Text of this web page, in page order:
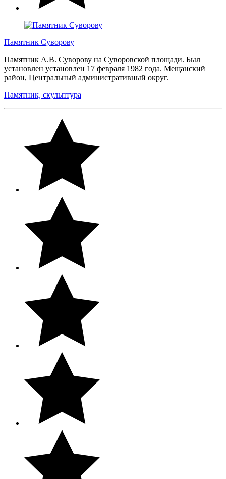
Памятник Суворову
Памятник А.В. Суворову на Суворовской площади. Был
установлен установлен 17 февраля 1982 года. Мещанский
район, Центральный административный округ.
Памятник, скульптура